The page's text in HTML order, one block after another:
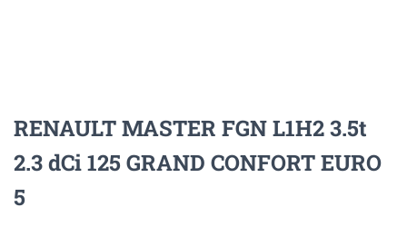
RENAULT MASTER FGN L1H2 3.5t
2.3 dCi 125 GRAND CONFORT EURO
5